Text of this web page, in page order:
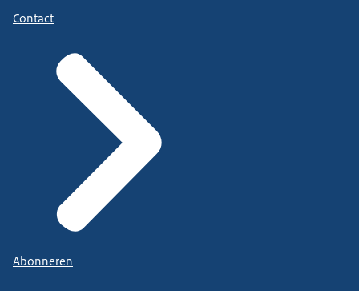
Contact
Abonneren